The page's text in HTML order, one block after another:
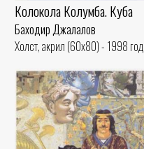
Колокола Колумба. Куба
Баходир Джалалов
Холст, акрил (60x80) - 1998 год